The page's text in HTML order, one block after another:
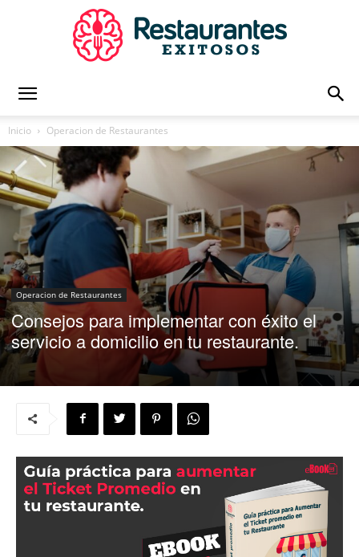
Exitosos
|
Capacitación
para
Restaurantes
|
Inicio Operacion de Restaurantes
Operacion de Restaurantes
Consejos para implementar con éxito el
servicio a domicilio en tu restaurante.